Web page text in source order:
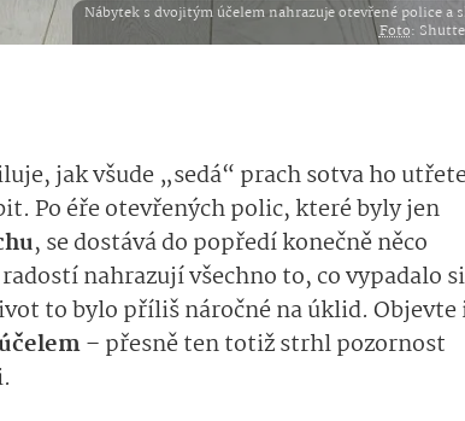
Nábytek s dvojitým účelem nahrazuje otevřené police a
Foto:
jak všude „sedá“ prach sotva ho
Po éře otevřených polic, které byly jen
, se dostává do popředí konečně něco
radostí nahrazují všechno to, co vypadalo
to bylo příliš náročné na úklid. Objevte
– přesně ten totiž strhl pozornost